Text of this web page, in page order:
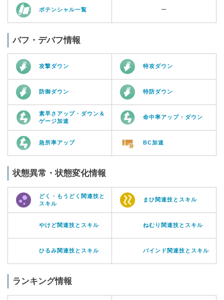
ポテンシャル一覧 ー
バフ・デバフ情報
攻撃ダウン 特攻ダウン
防御ダウン 特防ダウン
素早さアップ・ダウン＆
ゲージ加速
命中率アップ・ダウン
急所率アップ BC加速
状態異常・状態変化情報
どく・もうどく関連技と
スキル
まひ関連技とスキル
やけど関連技とスキル ねむり関連技とスキル
ひるみ関連技とスキル バインド関連技とスキル
ランキング情報